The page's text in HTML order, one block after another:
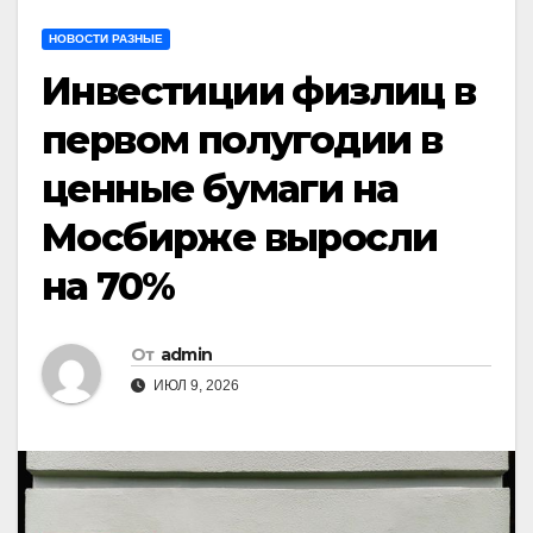
НОВОСТИ РАЗНЫЕ
Инвестиции физлиц в
первом полугодии в
ценные бумаги на
Мосбирже выросли
на 70%
От admin
ИЮЛ 9, 2026